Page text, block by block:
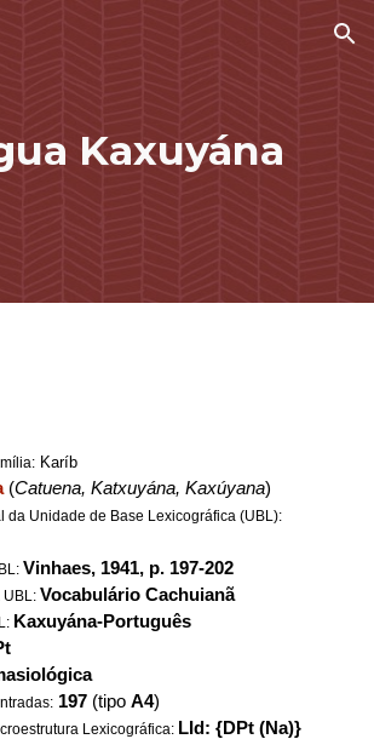
Skip to navigation
Kaxuyána
Karíb
(Catuena, Katxuyána, Kaxúyana)
da Unidade de Base Lexicográfica (UBL):
Vinhaes, 1941, p. 197-202
UBL: Vocabulário Cachuianã
Kaxuyána-Português
197 (tipoA4)
Lexicográfica: LId: {DPt (Na)}